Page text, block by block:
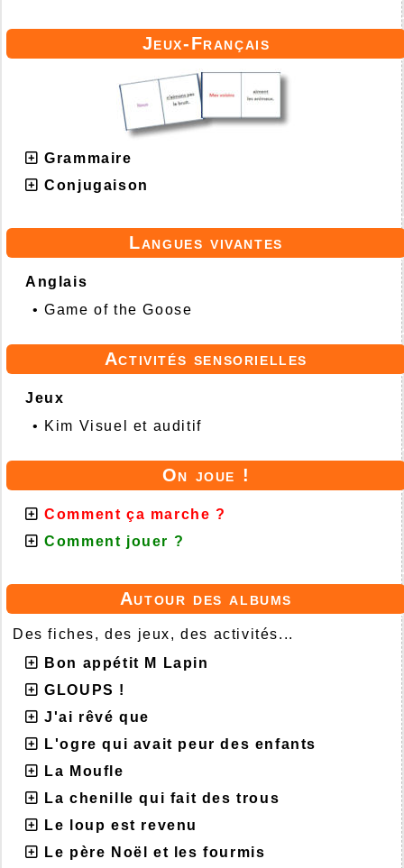
Jeux-Français
Grammaire
Conjugaison
Langues vivantes
Anglais
•Game of the Goose
Activités sensorielles
Jeux
• Kim Visuel et auditif
On joue !
Comment ça marche ?
Comment jouer ?
Autour des albums
Des fiches, des jeux, des activités...
Bon appétit M Lapin
GLOUPS !
J'ai rêvé que
L'ogre qui avait peur des enfants
La Moufle
La chenille qui fait des trous
Le loup est revenu
Le père Noël et les fourmis